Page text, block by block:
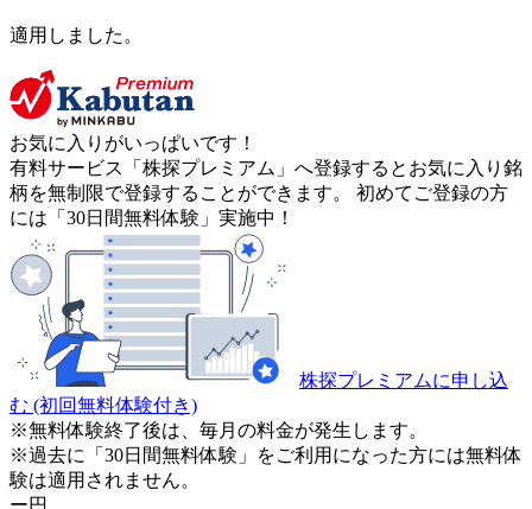
適用しました。
お気に入りがいっぱいです！
有料サービス「株探プレミアム」へ登録するとお気に入り銘
柄を無制限で登録することができます。 初めてご登録の方
には「30日間無料体験」実施中！
株探プレミアムに申し込
む (初回無料体験付き)
※無料体験終了後は、毎月の料金が発生します。
※過去に「30日間無料体験」をご利用になった方には無料体
験は適用されません。
ー円